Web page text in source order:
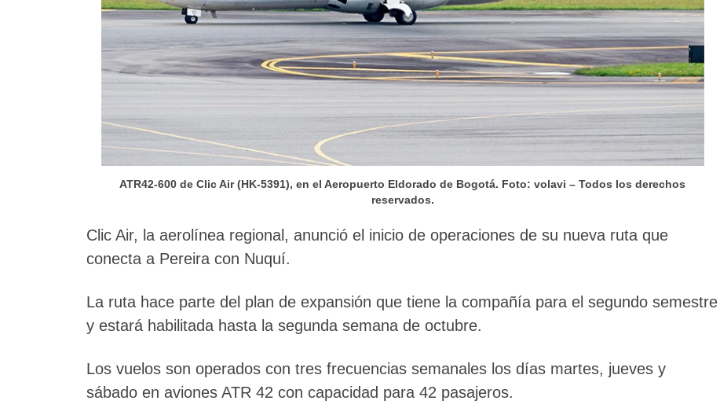
ATR42-600 de Clic Air (HK-5391), en el Aeropuerto Eldorado de Bogotá. Foto: volavi – Todos los derechos
reservados.
Clic Air, la aerolínea regional, anunció el inicio de operaciones de su nueva ruta que
conecta a Pereira con Nuquí.
La ruta hace parte del plan de expansión que tiene la compañía para el segundo semestre
y estará habilitada hasta la segunda semana de octubre.
Los vuelos son operados con tres frecuencias semanales los días martes, jueves y
sábado en aviones ATR 42 con capacidad para 42 pasajeros.